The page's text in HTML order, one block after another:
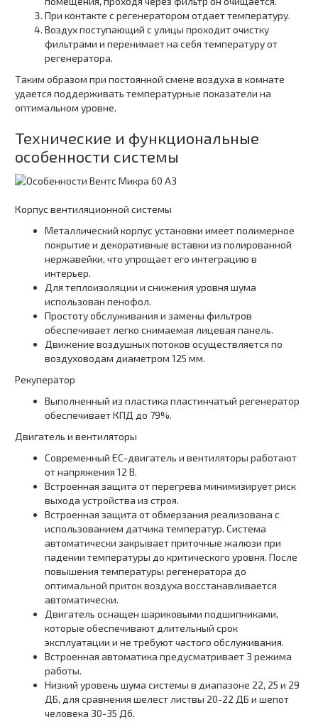
При контакте с регенератором отдает температуру.
Воздух поступающий с улицы проходит очистку
фильтрами и перенимает на себя температуру от
регенератора.
Таким образом при постоянной смене воздуха в комнате
удается поддерживать температурные показатели на
оптимальном уровне.
Технические и функциональные
особенности системы
Корпус вентиляционной системы
Металлический корпус установки имеет полимерное
покрытие и декоративные вставки из полированной
нержавейки, что упрощает его интеграцию в
интерьер.
Для теплоизоляции и снижения уровня шума
использован пенофол.
Простоту обслуживания и замены фильтров
обеспечивает легко снимаемая лицевая панель.
Движение воздушных потоков осуществляется по
воздуховодам диаметром 125 мм.
Рекуператор
Выполненный из пластика пластинчатый регенератор
обеспечивает КПД до 79%.
Двигатель и вентиляторы
Современный ЕС-двигатель и вентиляторы работают
от напряжения 12 В.
Встроенная защита от перегрева минимизирует риск
выхода устройства из строя.
Встроенная защита от обмерзания реализована с
использованием датчика температур. Система
автоматически закрывает приточные жалюзи при
падении температуры до критического уровня. После
повышения температуры регенератора до
оптимальной приток воздуха восстанавливается
автоматически.
Двигатель оснащен шариковыми подшипниками,
которые обеспечивают длительный срок
эксплуатации и не требуют частого обслуживания.
Встроенная автоматика предусматривает 3 режима
работы.
Низкий уровень шума системы в диапазоне 22, 25 и 29
ДБ, для сравнения шелест листвы 20-22 ДБ и шепот
человека 30-35 Дб.